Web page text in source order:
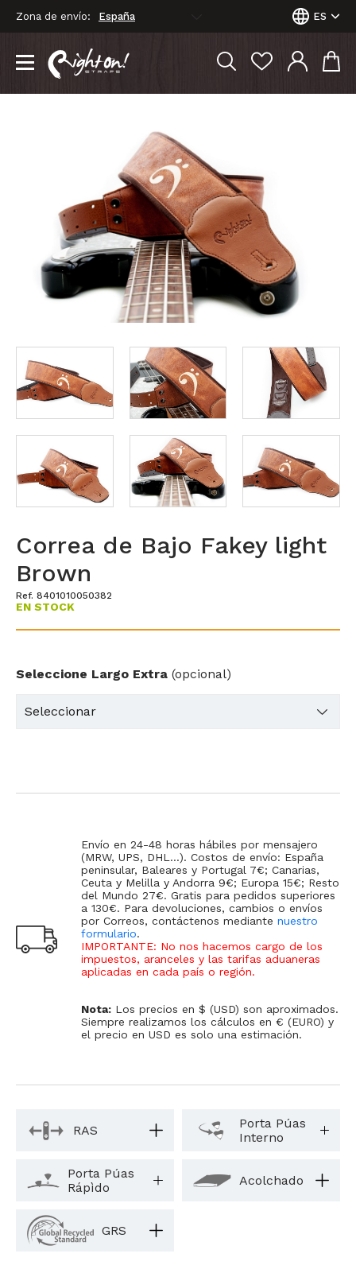
Zona de envío: ES
Correa de Bajo Fakey light
Brown
Ref. 8401010050382
EN STOCK
Seleccione Largo Extra (opcional)
Envío en 24-48 horas hábiles por mensajero
(MRW, UPS, DHL...). Costos de envío: España
peninsular, Baleares y Portugal 7€; Canarias,
Ceuta y Melilla y Andorra 9€; Europa 15€; Resto
del Mundo 27€. Gratis para pedidos superiores
a 130€. Para devoluciones, cambios o envíos
por Correos, contáctenos mediante nuestro
formulario.
IMPORTANTE: No nos hacemos cargo de los
impuestos, aranceles y las tarifas aduaneras
aplicadas en cada país o región.
Nota: Los precios en $ (USD) son aproximados.
Siempre realizamos los cálculos en € (EURO) y
el precio en USD es solo una estimación.
RAS
Porta Púas
Interno
Porta Púas
Rápìdo
Acolchado
GRS